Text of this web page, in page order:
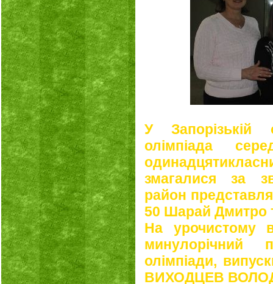
У Запорізькій
олімпіада
змагалися за
район
50 Шарай Дмитро
На урочистому
минулорічний
олімпіади,
ВИХОДЦЕВ